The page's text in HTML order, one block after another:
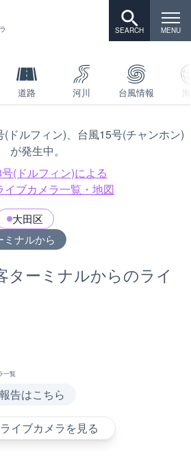
道路 河川 台風情報
(ドルフィン)、台風15号(チャンホン)
が発生中。
(ドルフィン)による
イブカメラ一覧・地図
大田区
ナルから
ターミナルからのライ
一覧
告はこちら
イブカメラを見る